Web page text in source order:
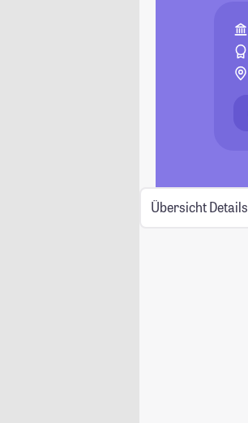
Übersicht Details